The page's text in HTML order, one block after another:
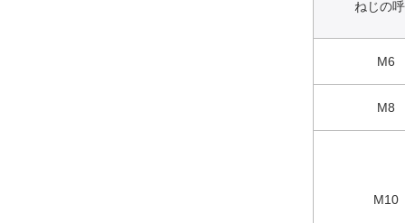
ねじの
M6
M8
M10